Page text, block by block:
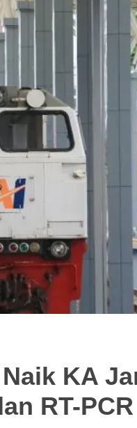
KA
RT-